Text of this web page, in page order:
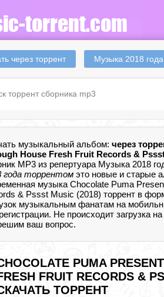
через торрент Музыка 2018 года
музыкальный альбом: через
House Fresh Fruit Records &
MP3 из репертуара Музыка 2018
года торрентом это новые и старые
музыка Chocolate Puma
& Pssst Music (2018) торрент в
музыкальным фанатам на
Не происходит загрузка на
ваш вопрос.
PUMA
FRUIT RECORDS &
ТОРРЕНТ